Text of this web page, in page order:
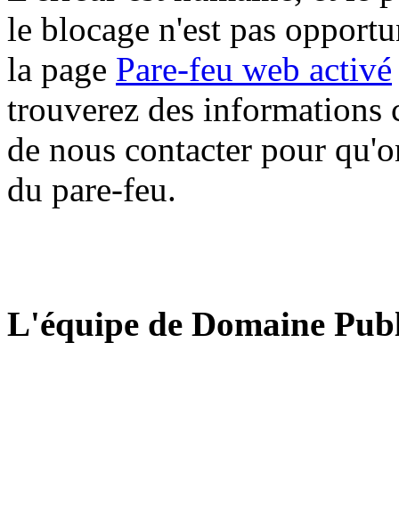
le blocage n'est pas
la page Pare-feu web activé
trouverez des informations
de nous contacter pour
du pare-feu.
L'équipe de Domaine